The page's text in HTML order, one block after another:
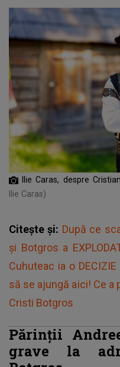
Ilie Caras, despre
Ilie Caras)
Citește și: După ce
și Botgros a
Cuhuteac ia o
să se ajungă aici! Ce
Cristi Botgros
Părinții
grave la